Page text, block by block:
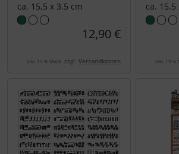
ca. 15,5 x 3,5 cm
12,90 €
inkl. 19 % MwSt. zzgl. Versandkosten
ca. 15,5
inkl. 19 %